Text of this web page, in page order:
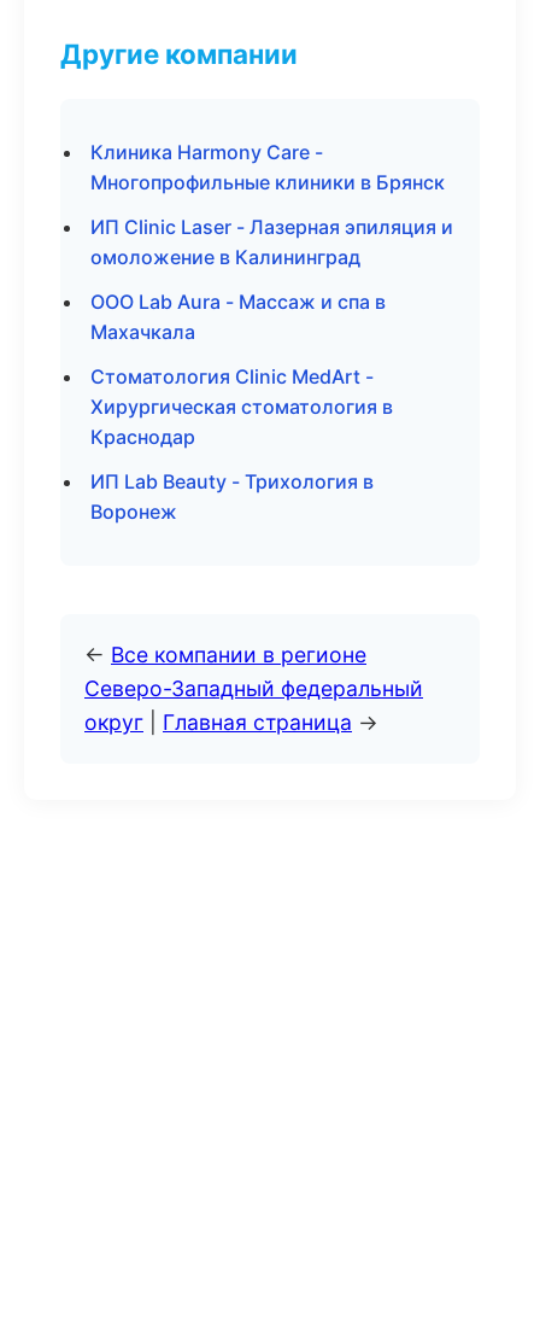
Другие компании
Клиника Harmony Care -
Многопрофильные клиники в Брянск
ИП Clinic Laser - Лазерная эпиляция и
омоложение в Калининград
ООО Lab Aura - Массаж и спа в
Махачкала
Стоматология Clinic MedArt -
Хирургическая стоматология в
Краснодар
ИП Lab Beauty - Трихология в
Воронеж
← Все компании в регионе
Северо-Западный федеральный
округ
Главная страница →